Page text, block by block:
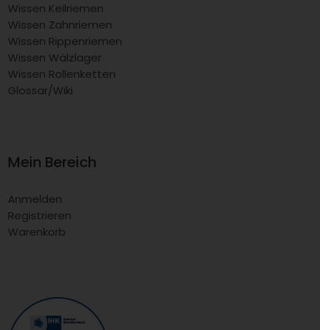
Wissen Keilriemen
Wissen Zahnriemen
Wissen Rippenriemen
Wissen Wälzlager
Wissen Rollenketten
Glossar/Wiki
Mein Bereich
Anmelden
Registrieren
Warenkorb